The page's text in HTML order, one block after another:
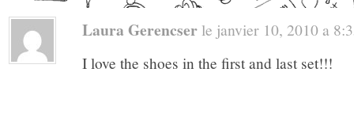
Laura Gerencser le janvier 10, 2010 a
I love the shoes in the first and last set!!!